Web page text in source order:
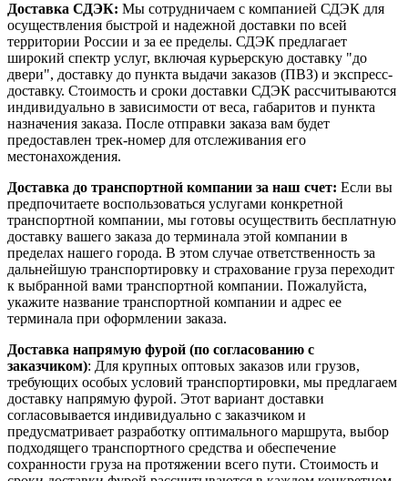
Доставка СДЭК: Мы сотрудничаем с компанией СДЭК для
осуществления быстрой и надежной доставки по всей
территории России и за ее пределы. СДЭК предлагает
широкий спектр услуг, включая курьерскую доставку "до
двери", доставку до пункта выдачи заказов (ПВЗ) и экспресс-
доставку. Стоимость и сроки доставки СДЭК рассчитываются
индивидуально в зависимости от веса, габаритов и пункта
назначения заказа. После отправки заказа вам будет
предоставлен трек-номер для отслеживания его
местонахождения.
Доставка до транспортной компании за наш счет: Если вы
предпочитаете воспользоваться услугами конкретной
транспортной компании, мы готовы осуществить бесплатную
доставку вашего заказа до терминала этой компании в
пределах нашего города. В этом случае ответственность за
дальнейшую транспортировку и страхование груза переходит
к выбранной вами транспортной компании. Пожалуйста,
укажите название транспортной компании и адрес ее
терминала при оформлении заказа.
Доставка напрямую фурой (по согласованию с
заказчиком): Для крупных оптовых заказов или грузов,
требующих особых условий транспортировки, мы предлагаем
доставку напрямую фурой. Этот вариант доставки
согласовывается индивидуально с заказчиком и
предусматривает разработку оптимального маршрута, выбор
подходящего транспортного средства и обеспечение
сохранности груза на протяжении всего пути. Стоимость и